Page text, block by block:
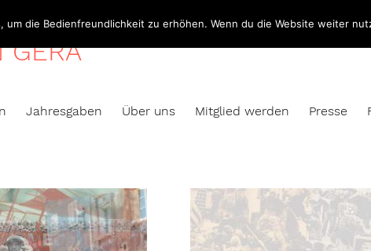
GERA
Jahresgaben Über uns Mitglied werden Presse
um die Bedienfreundlichkeit zu erhöhen. Wenn du die Website weiter